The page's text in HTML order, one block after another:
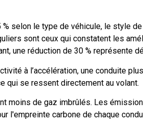
selon le type de véhicule, le style
sont ceux qui constatent les
une réduction de 30 % représente
à l’accélération, une conduite
qui se ressent directement au volant.
moins de gaz imbrûlés. Les
l'empreinte carbone de chaque